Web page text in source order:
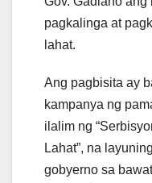
pagkalinga at
lahat.
Ang pagbisita ay
kampanya ng
ilalim ng
Lahat”, na
gobyerno sa